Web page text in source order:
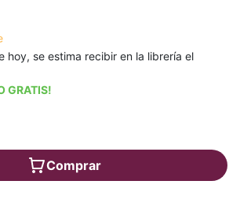
hoy, se estima recibir en la librería el
GRATIS!
Comprar